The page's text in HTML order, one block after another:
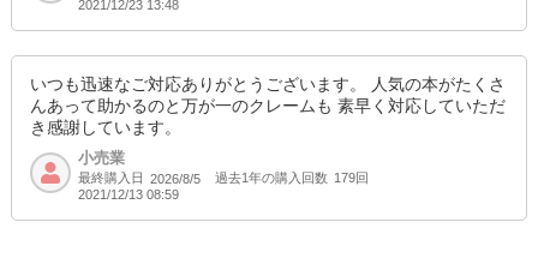
2021/12/23 13:48
いつも迅速なご対応ありがとうございます。 人気の本がたくさ
んあって助かるのと万が一のクレームも 素早く対応していただ
き感謝しています。
小売業
最終購入日 2026/8/5 過去1年の購入回数 179回
2021/12/13 08:59